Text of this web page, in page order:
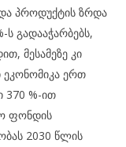
პროდუქტის ზრდა
გადააჭარბებს,
მესამეზე კი
ერთ
370 %-ით
ფონდის
2030 წლის